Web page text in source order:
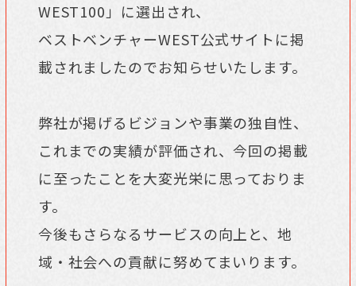
WEST100」に選出され、
ベストベンチャーWEST公式サイトに掲
載されましたのでお知らせいたします。
弊社が掲げるビジョンや事業の独自性、
これまでの実績が評価され、今回の掲載
に至ったことを大変光栄に思っておりま
す。
今後もさらなるサービスの向上と、地
域・社会への貢献に努めてまいります。